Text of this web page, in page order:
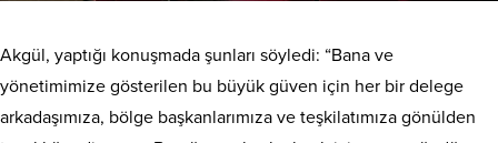
Akgül, yaptığı konuşmada şunları söyledi: “Bana ve
yönetimimize gösterilen bu büyük güven için her bir delege
arkadaşımıza, bölge başkanlarımıza ve teşkilatımıza gönülden